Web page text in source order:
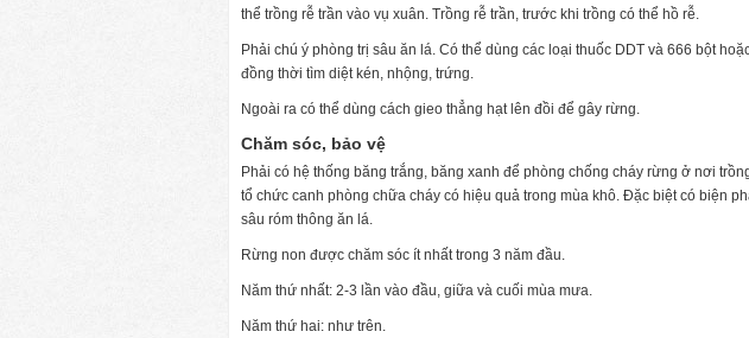
thể trồng rễ trần vào vụ xuân. Trồng rễ trần, trước khi trồng có thể hồ rễ.
Phải chú ý phòng trị sâu ăn lá. Có thể dùng các loại thuốc DDT và 666 bột
đồng thời tìm diệt kén, nhộng, trứng.
Ngoài ra có thể dùng cách gieo thẳng hạt lên đồi để gây rừng.
Chăm sóc, bảo vệ
Phải có hệ thống băng trắng, băng xanh để phòng chống cháy rừng ở nơi
tổ chức canh phòng chữa cháy có hiệu quả trong mùa khô. Đặc biệt có biện
sâu róm thông ăn lá.
Rừng non được chăm sóc ít nhất trong 3 năm đầu.
Năm thứ nhất: 2-3 lần vào đầu, giữa và cuối mùa mưa.
Năm thứ hai: như trên.